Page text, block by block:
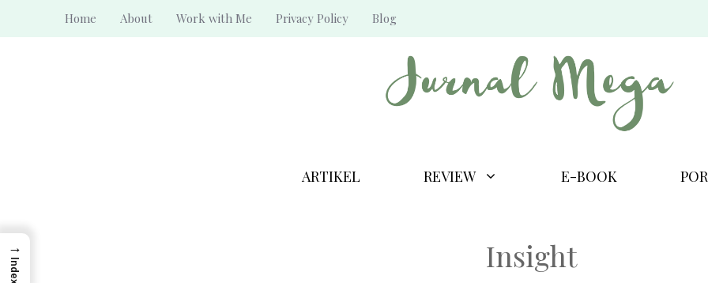
Home About Work with Me Privacy Policy Blog
ARTIKEL REVIEW E-BOOK
Insight
→
Index